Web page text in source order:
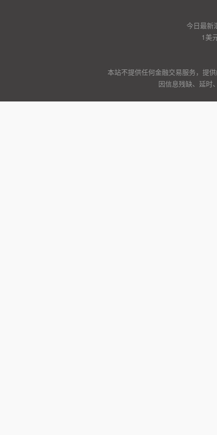
今日最新
1美
本站不提供任何金融交易服务，提
因信息残缺、延时